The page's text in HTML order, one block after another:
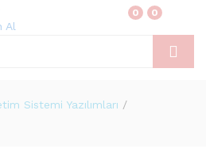
0 0
Sistemi Yazılımları /